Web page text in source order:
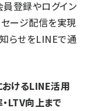
員登録やログイン
ージ配信を実現
らせをLINEで通
けるLINE活用
LTV向上まで